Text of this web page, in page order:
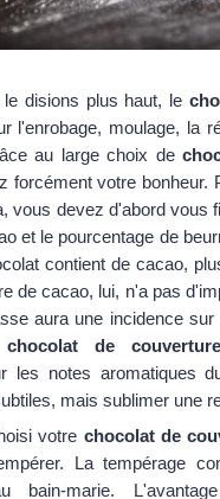
disions plus haut, le
l'enrobage, moulage, la
au large choix de
forcément votre bonheur.
vous devez d'abord vous
et le pourcentage de
contient de cacao,
de cacao, lui, n'a pas
aura une incidence
chocolat de couverture
les notes aromatiques
mais sublimer une
votre chocolat de
La tempérage
bain-marie.